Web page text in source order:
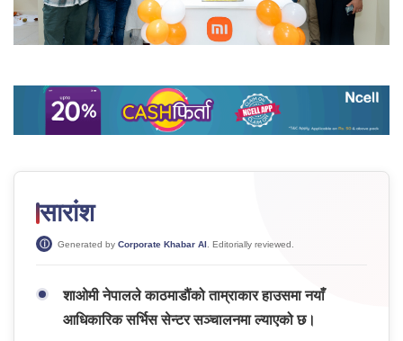
सारांश
Generated by Corporate Khabar AI . Editorially reviewed.
शाओमी नेपालले काठमाडौंको ताम्राकार हाउसमा नयाँ
आधिकारिक सर्भिस सेन्टर सञ्चालनमा ल्याएको छ।